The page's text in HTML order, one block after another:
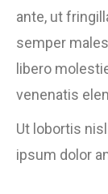
ante, ut
semper
libero
venenatis
Ut lobortis
ipsum dolor